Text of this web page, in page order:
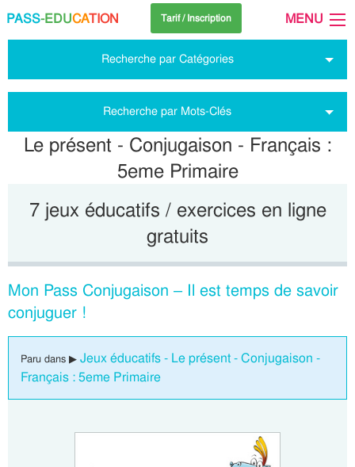
PASS-EDUCATION Tarif / Inscription MENU
Recherche par Catégories
Recherche par Mots-Clés
Le présent - Conjugaison - Français :
5eme Primaire
7 jeux éducatifs / exercices en ligne
gratuits
Mon Pass Conjugaison – Il est temps de savoir
conjuguer !
Paru dans ▶ Jeux éducatifs - Le présent - Conjugaison -
Français : 5eme Primaire